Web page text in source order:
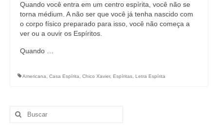
Quando você entra em um centro espírita, você não se
torna médium. A não ser que você já tenha nascido com
o corpo físico preparado para isso, você não começa a
ver ou a ouvir os Espíritos.
Quando …
Americana Casa Espírita Chico Xavier, Espíritas Letra Espírita
Buscar